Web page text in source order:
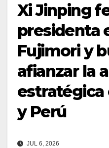
Xi Jinping
presidenta
Fujimori y
afianzar la
estratégica
y Perú
JUL 6, 2026